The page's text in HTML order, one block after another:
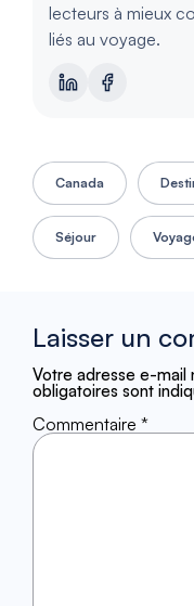
lecteurs à mieux
liés au voyage.
Canada
Séjour
Laisser un
Votre adresse e-mail
obligatoires sont
Commentaire *